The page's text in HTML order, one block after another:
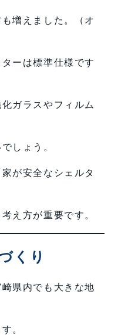
増えました。（オ
ーは標準仕様です
ガラスやフィルム
しょう。
が安全なシェルタ
え方が重要です。
くり
県内でも大きな地
。